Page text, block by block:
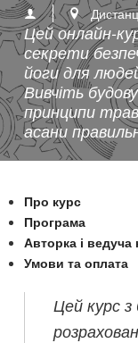
Цей онлайн-
секрети
йоги для
Вивчіть
принципи
асани
Про курс
Програма
Авторка і
Умови та оплата
Цей курс з